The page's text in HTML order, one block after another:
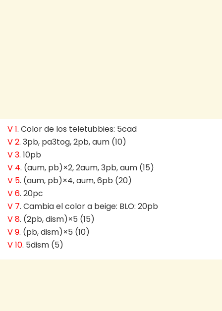
V 1. Color de los teletubbies: 5cad
V 2. 3pb, pa3tog, 2pb, aum (10)
V 3. 10pb
V 4. (aum, pb)×2, 2aum, 3pb, aum (15)
V 5. (aum, pb)×4, aum, 6pb (20)
V 6. 20pc
V 7. Cambia el color a beige: BLO: 20pb
V 8. (2pb, dism)×5 (15)
V 9. (pb, dism)×5 (10)
V 10. 5dism (5)